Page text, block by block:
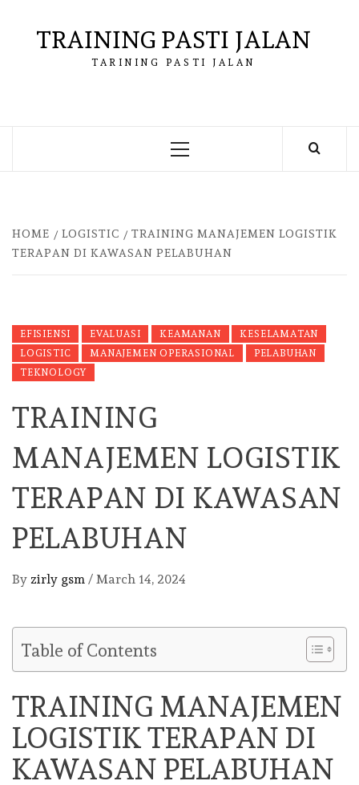
contentTRAINING PASTI JALAN
TARINING PASTI JALAN
Primary
HOME LOGISTIC
TRAINING MANAJEMEN LOGISTIK
TERAPAN DI KAWASAN PELABUHAN
EFISIENSI EVALUASI KEAMANAN
KESELAMATAN
LOGISTIC
MANAJEMEN OPERASIONAL
PELABUHAN
TEKNOLOGY
TRAINING
MANAJEMEN LOGISTIK
TERAPAN DI KAWASAN
PELABUHAN
By zirly gsm / March 14, 2024
Table of Contents
TRAINING MANAJEMEN
LOGISTIK TERAPAN DI
KAWASAN PELABUHAN